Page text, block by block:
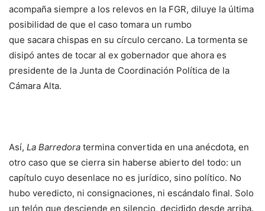
acompaña siempre a los relevos en la FGR, diluye la última
posibilidad de que el caso tomara un rumbo
que sacara chispas en su círculo cercano. La tormenta se
disipó antes de tocar al ex gobernador que ahora es
presidente de la Junta de Coordinación Política de la
Cámara Alta.
Así, La Barredora termina convertida en una anécdota, en
otro caso que se cierra sin haberse abierto del todo: un
capítulo cuyo desenlace no es jurídico, sino político. No
hubo veredicto, ni consignaciones, ni escándalo final. Solo
un telón que desciende en silencio, decidido desde arriba.